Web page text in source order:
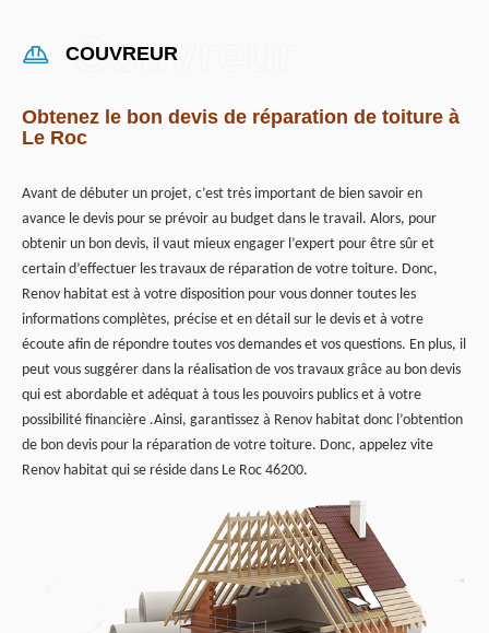
COUVREUR
Obtenez le bon devis de réparation de toiture à
Le Roc
Avant de débuter un projet, c’est très important de bien savoir en
avance le devis pour se prévoir au budget dans le travail. Alors, pour
obtenir un bon devis, il vaut mieux engager l’expert pour être sûr et
certain d’effectuer les travaux de réparation de votre toiture. Donc,
Renov habitat est à votre disposition pour vous donner toutes les
informations complètes, précise et en détail sur le devis et à votre
écoute afin de répondre toutes vos demandes et vos questions. En plus, il
peut vous suggérer dans la réalisation de vos travaux grâce au bon devis
qui est abordable et adéquat à tous les pouvoirs publics et à votre
possibilité financière .Ainsi, garantissez à Renov habitat donc l’obtention
de bon devis pour la réparation de votre toiture. Donc, appelez vite
Renov habitat qui se réside dans Le Roc 46200.